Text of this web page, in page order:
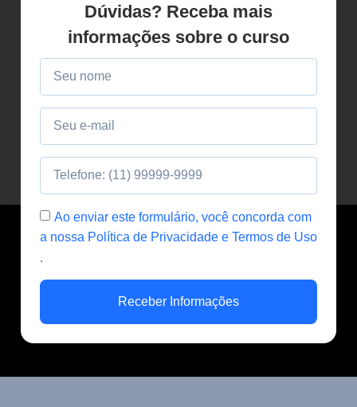
Dúvidas? Receba mais
informações sobre o curso
Ao enviar este formulário, você concorda com
a nossa Política de Privacidade e Termos de Uso
.
Receber Informações